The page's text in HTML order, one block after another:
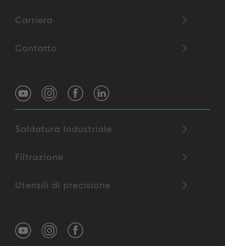
Carriera
Contatto
Saldatura Industriale
Filtrazione
Utensili di precisione